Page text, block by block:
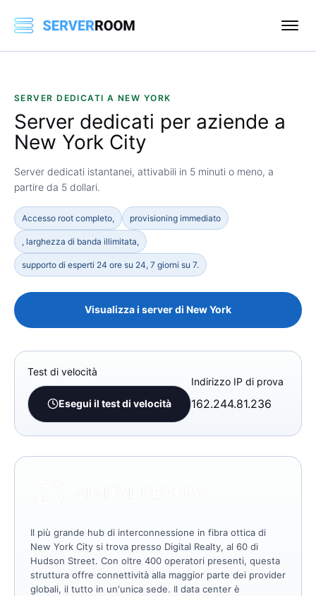
SERVER DEDICATI A NEW YORK
Server dedicati per aziende a
New York City
Server dedicati istantanei, attivabili in 5 minuti o meno, a
partire da 5 dollari.
Accesso root completo, provisioning immediato
, larghezza di banda illimitata,
supporto di esperti 24 ore su 24, 7 giorni su 7.
Visualizza i server di New York
Test di velocità
Esegui il test di velocità
Indirizzo IP di prova
162.244.81.236
Il più grande hub di interconnessione in fibra ottica di
New York City si trova presso Digital Realty, al 60 di
Hudson Street. Con oltre 400 operatori presenti, questa
struttura offre connettività alla maggior parte dei provider
globali, il tutto in un'unica sede. Il data center è